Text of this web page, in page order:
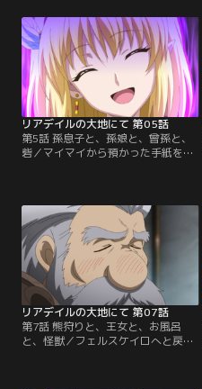
が犬人族【コボルト】の商人である
エーリネからも有益な情報は得られ
なかった。冒険者として活動しなが
ら情報収集をすることにした彼女は
闘技場に現れるという幽霊退治を請
け負うのだが……！？
リアデイルの大地にて 第05話
第5話 孫息子と、孫娘と、曾孫と、
砦／マイマイから預かった手紙を渡
まりケーナの孫であった！サプライ
ズ成功！！かと思いきや、ケーナは
マイマイに対して怒りの炎を燃や
す。複雑な心境のまま宿屋に戻った
ケーナの元に、今度はケイリックの
双子の姉ケイリナが現れ--。
リアデイルの大地にて 第07話
第7話 熊狩りと、王女と、お風呂
と、怪獣／フェルスケイロへと戻っ